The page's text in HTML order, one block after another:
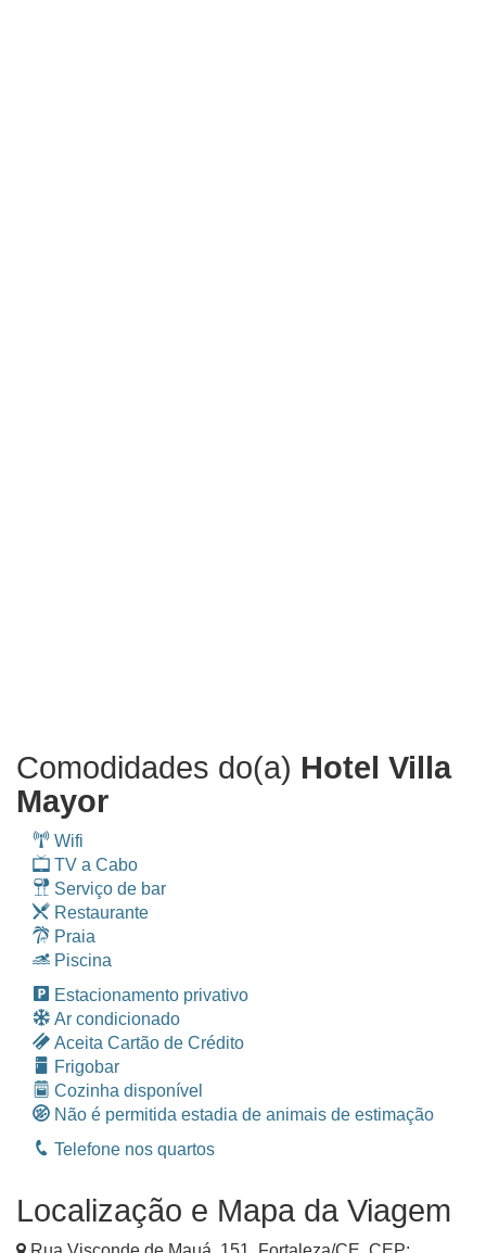
Comodidades do(a) Hotel Villa
Mayor
Wifi
TV a Cabo
Serviço de bar
Restaurante
Praia
Piscina
Estacionamento privativo
Ar condicionado
Aceita Cartão de Crédito
Frigobar
Cozinha disponível
Não é permitida estadia de animais de estimação
Telefone nos quartos
Localização e Mapa da Viagem